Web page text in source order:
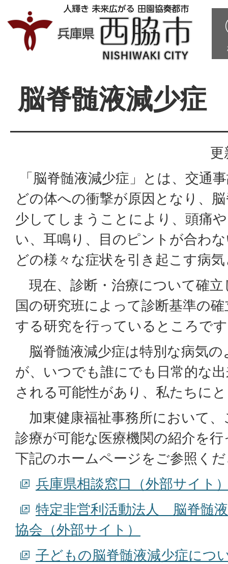
脳脊髄液減少症
更
「脳脊髄液減少症」とは、交通
どの体への衝撃が原因となり、
少してしまうことにより、頭痛
い、耳鳴り、目のピントが合わ
どの様々な症状を引き起こす病
現在、診断・治療について確
国の研究班によって診断基準の
する研究を行っているところで
脳脊髄液減少症は特別な病気
が、いつでも誰にでも日常的な
される可能性があり、私たちに
加東健康福祉事務所において
診療が可能な医療機関の紹介を
下記のホームページをご参照く
兵庫県相談窓口（外部サイト
特定非営利活動法人 脳脊髄
協会（外部サイト）
子どもの脳脊髄液減少症につ